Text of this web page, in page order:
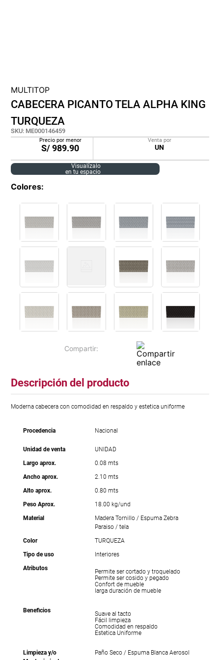
MULTITOP
CABECERA PICANTO TELA ALPHA KING
TURQUEZA
SKU: ME000146459
Precio por menor
S/989.90
Venta por
UN
Visualízalo
en tu espacio
Colores
Descripción del producto
Moderna cabecera con comodidad en respaldo y estetica uniforme
Procedencia Nacional
Unidad de venta
UNIDAD
Largo aprox.
0.08 mts
Ancho aprox.
2.10 mts
Alto aprox.
0.80 mts
Peso Aprox.
18.00 kg/und
Material
Madera Tornillo / Espuma Zebra
Paraiso / tela
Color
TURQUEZA
Tipo de uso
Interiores
Atributos
Permite ser cortado y troquelado
Permite ser cosido y pegado
Confort de mueble
larga duración de mueble
Beneficios
Suave al tacto
Fácil limpieza
Comodidad en respaldo
Estetica Uniforme
Limpieza y/o
Paño Seco / Espuma Blanca Aerosol